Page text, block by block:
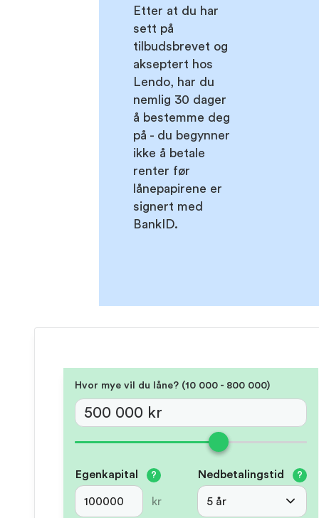
Etter at du har
sett på
tilbudsbrevet og
akseptert hos
Lendo, har du
nemlig 30 dager
å bestemme deg
på - du begynner
ikke å betale
renter før
lånepapirene er
signert med
BankID.
Hvor mye vil du låne? (‍10 000 - 800 000)
Egenkapital ?
kr
Nedbetalingstid ?